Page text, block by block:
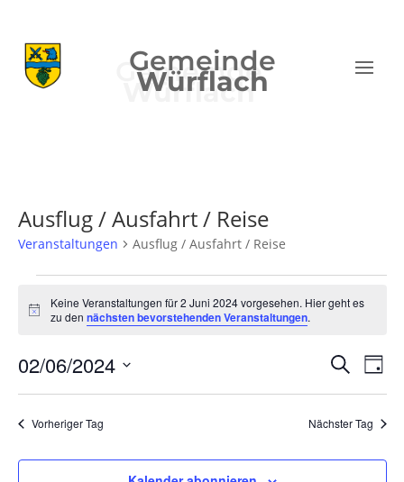
Gemeinde
Würflach
Ausflug / Ausfahrt / Reise
Veranstaltungen Ausflug / Ausfahrt / Reise
Veranstaltungen
für
Juni
2024
Hinweis
Keine Veranstaltungen für 2 Juni 2024 vorgesehen. Hier geht es
zu den nächsten bevorstehenden Veranstaltungen.
Suche
SucheTag
02/06/2024
Vorheriger Tag Nächster Tag